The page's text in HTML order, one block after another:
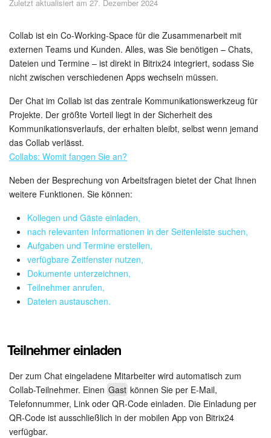
Sicherheit
Womit fangen Sie an?
Feed
Abonnement
Aufgaben und Projekte
Messenger
Collabs
Projektgruppen
Kalender
Drive
Webmail
KI in Bitrix24
Elektronische Unterschrift für HR
Zuletzt aktualisiert am 27. Dezember 2024
Collab ist ein Co-Working-Space für die Zusammenarbeit mit
externen Teams und Kunden. Alles, was Sie benötigen – Chats,
Dateien und Termine – ist direkt in Bitrix24 integriert, sodass Sie
nicht zwischen verschiedenen Apps wechseln müssen.
Der Chat im Collab ist das zentrale Kommunikationswerkzeug für
Projekte. Der größte Vorteil liegt in der Sicherheit des
Kommunikationsverlaufs, der erhalten bleibt, selbst wenn jemand
das Collab verlässt.
Collabs: Womit fangen Sie an?
Neben der Besprechung von Arbeitsfragen bietet der Chat Ihnen
weitere Funktionen. Sie können:
Kollegen und Gäste einladen,
nach relevanten Informationen in der Seitenleiste suchen,
Aufgaben und Termine erstellen,
verfügbare Zeitfenster nutzen,
Dokumente unterzeichnen,
Teilnehmer anrufen,
Dateien austauschen.
Teilnehmer einladen
Der zum Chat eingeladene Mitarbeiter wird automatisch zum
Collab-Teilnehmer. Einen Gast können Sie per E-Mail,
Telefonnummer, Link oder QR-Code einladen. Die Einladung per
QR-Code ist ausschließlich in der mobilen App von Bitrix24
verfügbar.